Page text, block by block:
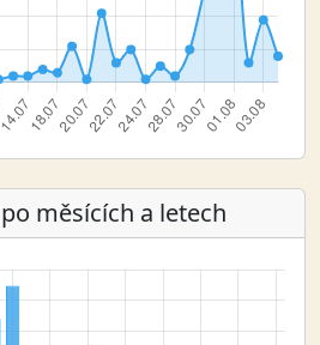
měsících a letech